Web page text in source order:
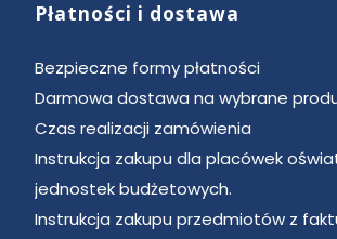
Płatności i dostawa
Bezpieczne formy płatności
Darmowa dostawa na wybrane
Czas realizacji zamówienia
Instrukcja zakupu dla placówek
jednostek budżetowych.
Instrukcja zakupu przedmiotów z